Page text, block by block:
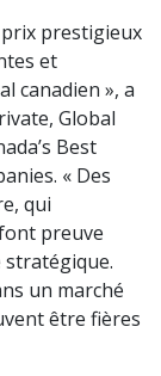
prestigieux
et
canadien », a
Global
Best
« Des
qui
preuve
stratégique.
un marché
être fières